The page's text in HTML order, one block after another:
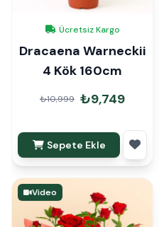
Ücretsiz Kargo
Dracaena Warneckii
4 Kök 160cm
₺10,999 ₺9,749
Sepete Ekle
Video